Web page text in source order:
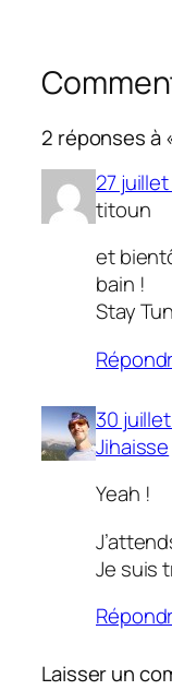
2 réponses à
27
titoun
et
bain !
Stay
30
Jihaisse
Yeah !
Je suis
Laisser un